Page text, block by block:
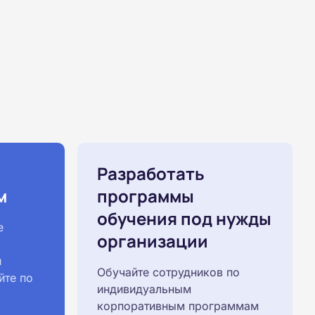
по
Разработать
программы
обучения под нужды
организации
Обучайте сотрудников по
индивидуальным
корпоративным программам